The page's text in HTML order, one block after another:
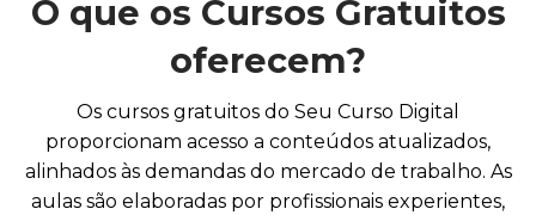
O que os Cursos Gratuitos
oferecem?
Os cursos gratuitos do Seu Curso Digital
proporcionam acesso a conteúdos atualizados,
alinhados às demandas do mercado de trabalho. As
aulas são elaboradas por profissionais experientes,